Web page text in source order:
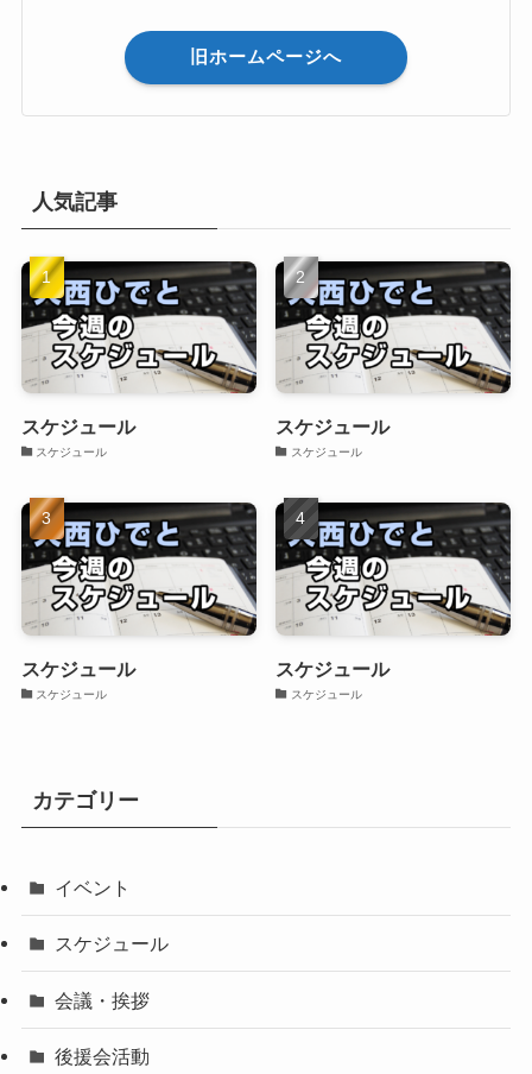
旧ホームページへ
人気記事
スケジュール
スケジュール
スケジュール
スケジュール
スケジュール
スケジュール
スケジュール
スケジュール
カテゴリー
イベント
スケジュール
会議・挨拶
後援会活動